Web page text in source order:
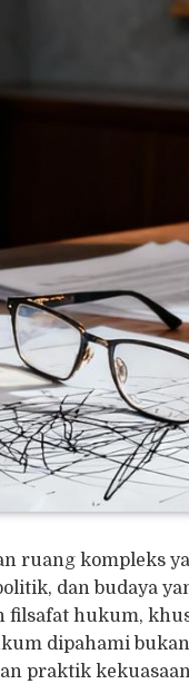
ruang kompleks
dan budaya
filsafat hukum,
dipahami
praktik